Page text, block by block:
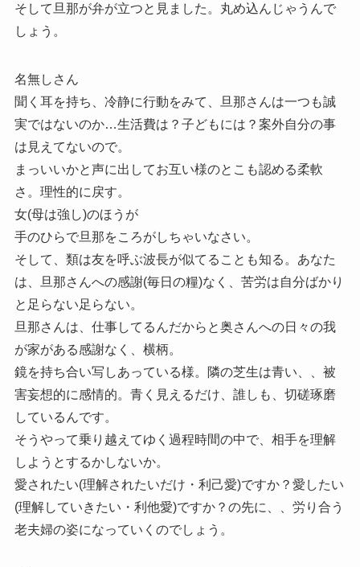
そして旦那が弁が立つと見ました。丸め込んじゃうんで
しょう。
名無しさん
聞く耳を持ち、冷静に行動をみて、旦那さんは一つも誠
実ではないのか…生活費は？子どもには？案外自分の事
は見えてないので。
まっいいかと声に出してお互い様のとこも認める柔軟
さ。理性的に戻す。
女(母は強し)のほうが
手のひらで旦那をころがしちゃいなさい。
そして、類は友を呼ぶ波長が似てることも知る。あなた
は、旦那さんへの感謝(毎日の糧)なく、苦労は自分ばかり
と足らない足らない。
旦那さんは、仕事してるんだからと奥さんへの日々の我
が家がある感謝なく、横柄。
鏡を持ち合い写しあっている様。隣の芝生は青い、、被
害妄想的に感情的。青く見えるだけ、誰しも、切磋琢磨
しているんです。
そうやって乗り越えてゆく過程時間の中で、相手を理解
しようとするかしないか。
愛されたい(理解されたいだけ・利己愛)ですか？愛したい
(理解していきたい・利他愛)ですか？の先に、、労り合う
老夫婦の姿になっていくのでしょう。